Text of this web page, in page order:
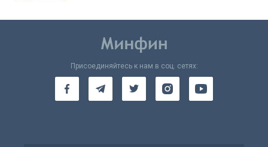
Присоединяйтесь к нам в соц. сетях: